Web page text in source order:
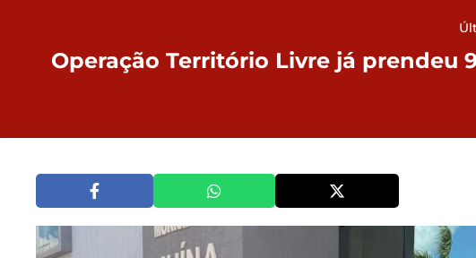
Operação Território Livre já prendeu